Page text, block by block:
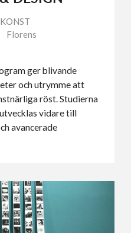
KONST
Florens
ger blivande
och utrymme att
röst. Studierna
vidare till
avancerade